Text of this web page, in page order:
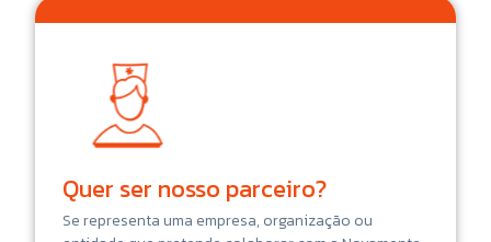
Quer ser nosso parceiro?
Se representa uma empresa, organização ou